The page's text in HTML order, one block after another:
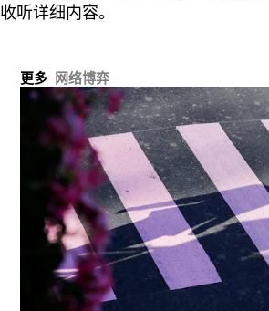
收听详细内容。
更多 网络博弈